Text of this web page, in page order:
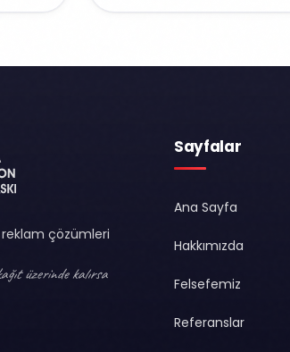
çözümleri
üzerinde kalırsa
Sayfalar
Ana Sayfa
Hakkımızda
Felsefemiz
Referanslar